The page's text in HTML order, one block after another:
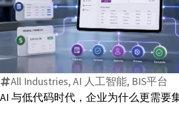
发
票
标
准
有
哪
AI
与
低
代
码
时
All Industries, AI 人工智能, BIS平台
AI 与低代码时代，企业为什么更需要